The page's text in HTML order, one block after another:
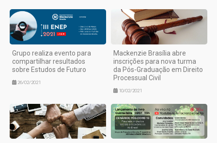
Grupo realiza evento para
compartilhar resultados
sobre Estudos de Futuro
26/02/2021
Mackenzie Brasília abre
inscrições para nova turma
da Pós-Graduação em Direito
Processual Civil
10/02/2021